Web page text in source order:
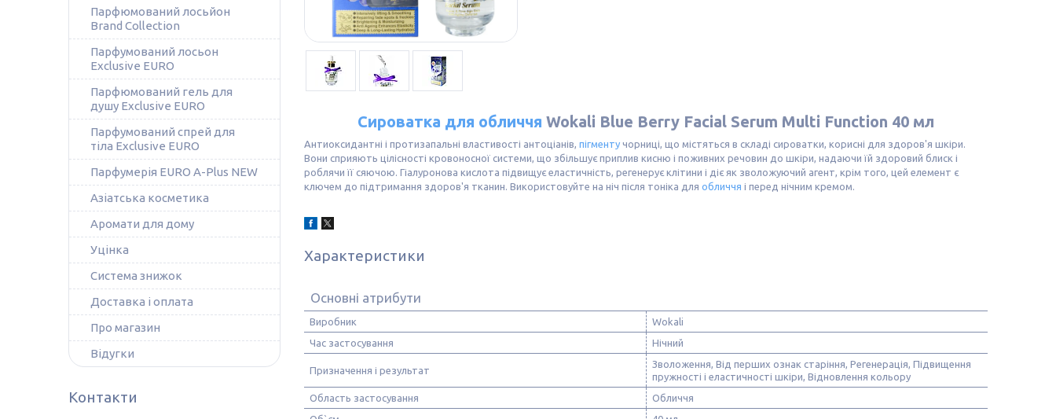
Сироватка для обличчя Wokali Blue Berry Facial Serum Multi Function 40 мл
Антиоксидантні і протизапальні властивості антоціанів, пігменту чорниці, що містяться в складі сироватки, корисні для здоров'я шкіри.
Вони сприяють цілісності кровоносної системи, що збільшує приплив кисню і поживних речовин до шкіри, надаючи їй здоровий блиск і
роблячи її сяючою. Гіалуронова кислота підвищує еластичність, регенерує клітини і діє як зволожуючий агент, крім того, цей елемент є
ключем до підтримання здоров'я тканин. Використовуйте на ніч після тоніка для обличчя і перед нічним кремом.
Характеристики
Основні атрибути
Виробник
Wokali
Час застосування
Нічний
Призначення і результат
Зволоження, Від перших ознак старіння, Регенерація, Підвищення
пружності і еластичності шкіри, Відновлення кольору
Область застосування
Обличчя
Парфюмований лосьйон
Brand Collection
Парфумований лосьон
Exclusive EURO
Парфюмований гель для
душу Exclusive EURO
Парфумований спрей для
тіла Exclusive EURO
Парфумерія EURO A-Plus NEW
Азіатська косметика
Аромати для дому
Уцінка
Система знижок
Доставка і оплата
Про магазин
Відугки
Контакти